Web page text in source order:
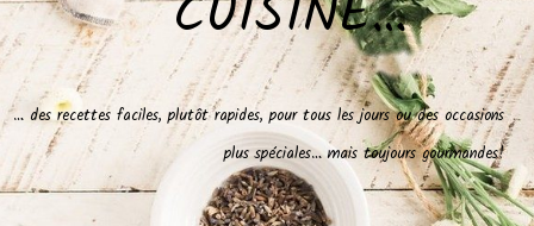
… des recettes faciles, plutôt rapides, pour tous les jours ou des occasions
plus spéciales… mais toujours gourmandes!